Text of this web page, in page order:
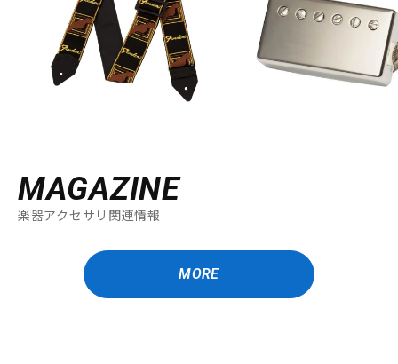
MAGAZINE
楽器アクセサリ関連情報
MORE